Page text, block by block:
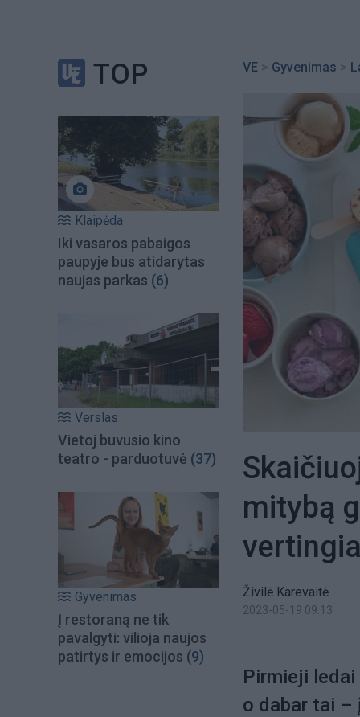
TOP
Klaipėda
Iki vasaros pabaigos
paupyje bus atidarytas
naujas parkas (6)
Verslas
Vietoj buvusio kino
teatro - parduotuvė (37)
Gyvenimas
Į restoraną ne tik
pavalgyti: vilioja naujos
patirtys ir emocijos (9)
VE > Gyvenimas >
mitybą
Živilė Karevaitė
2023-05-19 09:13
Pirmieji
o dabar tai –